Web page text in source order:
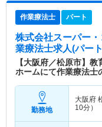
作業療法士 パート
株式会社スーパー
業療法士求人(パー
【大阪府／松原市】
ホームにて作業療法士
勤務地
大阪府
10分）